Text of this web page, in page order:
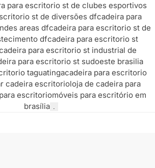
para escritorio st de clubes esportivos
st de diversões dfcadeira para
areas dfcadeira para escritorio st de
dfcadeira para escritorio st
para escritorio st industrial de
para escritorio st sudoeste brasilia
taguatingacadeira para escritorio
cadeira escritorioloja de cadeira para
escritoriomóveis para escritório em
brasília